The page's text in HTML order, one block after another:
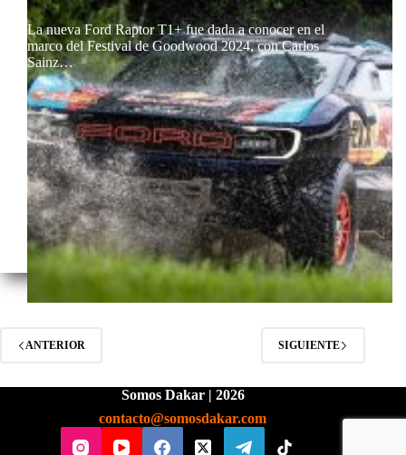
La nueva Ford Raptor T1+ fue dada a conocer en el
marco del Festival de Goodwood 2024, con Carlos
Sainz…
ANTERIOR SIGUIENTE
Somos Dakar | 2026
contacto@somosdakar.com